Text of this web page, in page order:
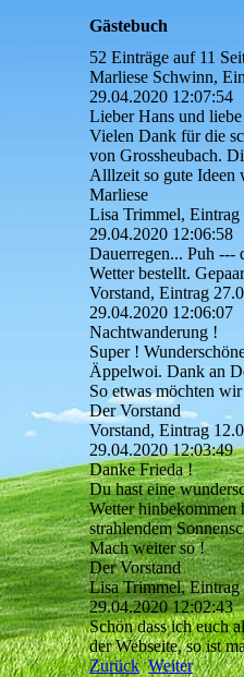
Gästebuch
52 Einträge auf 11
Marliese Schwinn,
29.04.2020 12:07:54
Lieber Hans und
Vielen Dank für die
von Grossheubach.
Alllzeit so gute Ideen
Marliese
Lisa Trimmel, Eintrag
29.04.2020 12:06:58
Dauerregen... Puh ---
Wetter bestellt.
Vorstand, Eintrag
29.04.2020 12:06:07
Nachtwanderung !
Super !
Äppelwoi. Dank an
So etwas möchten
Der Vorstand
Vorstand, Eintrag
29.04.2020 12:03:49
Danke Frieda !
Du hast eine
Wetter hinbekommen
strahlendem
Mach weiter so !
Der Vorstand
Lisa Trimmel, Eintrag
29.04.2020 12:02:43
Schön dass ich euch
der Webseite, so ist
Zurück Weiter